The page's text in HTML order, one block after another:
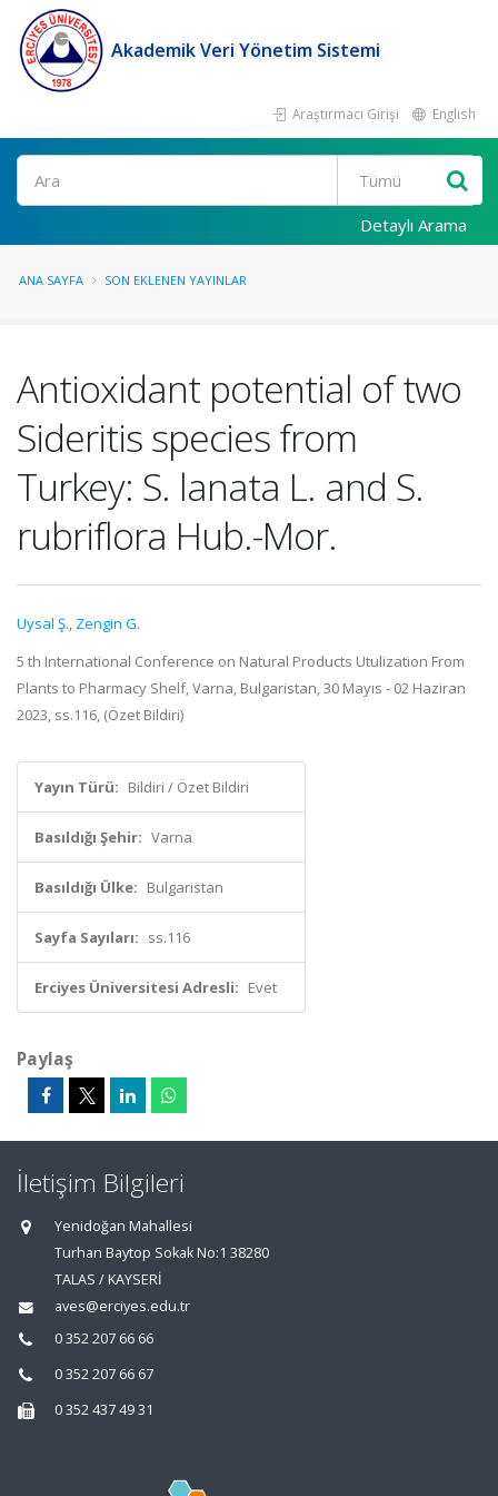
Akademik Veri Yönetim Sistemi
Araştırmacı Girişi English
Ara
Detaylı Arama
ANA SAYFA SON EKLENEN YAYINLAR
Antioxidant potential of two
Sideritis species from
Turkey: S. lanata L. and S.
rubriflora Hub.-Mor.
Uysal Ş., Zengin G.
5 th International Conference on Natural Products Utulization From
Plants to Pharmacy Shelf, Varna, Bulgaristan, 30 Mayıs - 02 Haziran
2023, ss.116, (Özet Bildiri)
Yayın Türü: Bildiri / Özet Bildiri
Basıldığı Şehir: Varna
Basıldığı Ülke: Bulgaristan
Sayfa Sayıları: ss.116
Erciyes Üniversitesi Adresli: Evet
Paylaş
İletişim Bilgileri
Yenidoğan Mahallesi
Turhan Baytop Sokak No:1 38280
TALAS / KAYSERİ
aves@erciyes.edu.tr
0 352 207 66 66
0 352 207 66 67
0 352 437 49 31